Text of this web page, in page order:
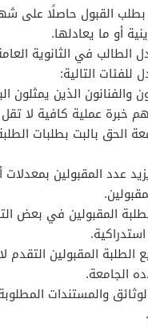
القبول حاصلًا على
أو ما يعادلها.
التالية:
والفنانون الذين يمثلون
خبرة عملية كافية لا
المقبولين في بعض
المقبولين التقدم
الجامعة.
والمستندات